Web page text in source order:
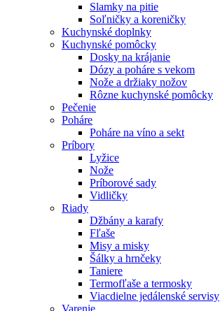
Slamky na pitie
Soľničky a koreničky
Kuchynské doplnky
Kuchynské pomôcky
Dosky na krájanie
Dózy a poháre s vekom
Nože a držiaky nožov
Rôzne kuchynské pomôcky
Pečenie
Poháre
Poháre na víno a sekt
Príbory
Lyžice
Nože
Príborové sady
Vidličky
Riady
Džbány a karafy
Fľaše
Misy a misky
Šálky a hrnčeky
Taniere
Termofľaše a termosky
Viacdielne jedálenské servisy
Varenie